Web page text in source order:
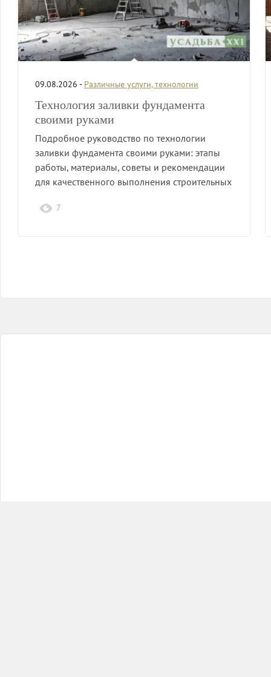
09.08.2026 - Различные услуги, технологии
Технология заливки фундамента
своими руками
Подробное руководство по технологии
заливки фундамента своими руками: этапы
работы, материалы, советы и рекомендации
для качественного выполнения строительных
7